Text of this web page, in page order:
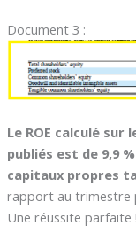
Document 3 :
Le ROE calculé
publiés est de 9,9
capitaux propres
rapport au trimestre
Une réussite parfaite !